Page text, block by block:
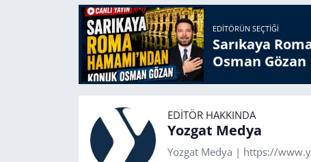
EDITÖRÜN SEÇTIĞI
Sarıkaya
Osman Gözan
EDITÖR HAKKINDA
Yozgat Medya
Yozgat Medya | https://